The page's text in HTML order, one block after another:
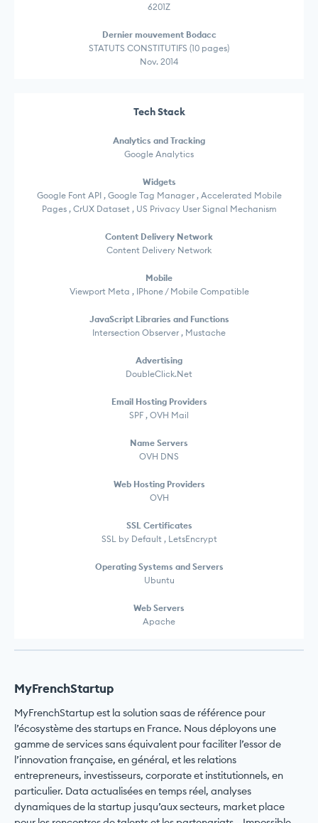
6201Z
Dernier mouvement Bodacc
STATUTS CONSTITUTIFS (10 pages)
Nov. 2014
Tech Stack
Analytics and Tracking
Google Analytics
Widgets
Google Font API , Google Tag Manager , Accelerated Mobile
Pages , CrUX Dataset , US Privacy User Signal Mechanism
Content Delivery Network
Content Delivery Network
Mobile
Viewport Meta , IPhone / Mobile Compatible
JavaScript Libraries and Functions
Intersection Observer , Mustache
Advertising
DoubleClick.Net
Email Hosting Providers
SPF , OVH Mail
Name Servers
OVH DNS
Web Hosting Providers
OVH
SSL Certificates
SSL by Default , LetsEncrypt
Operating Systems and Servers
Ubuntu
Web Servers
Apache
MyFrenchStartup
MyFrenchStartup est la solution saas de référence pour
l’écosystème des startups en France. Nous déployons une
gamme de services sans équivalent pour faciliter l’essor de
l’innovation française, en général, et les relations
entrepreneurs, investisseurs, corporate et institutionnels, en
particulier. Data actualisées en temps réel, analyses
dynamiques de la startup jusqu’aux secteurs, market place